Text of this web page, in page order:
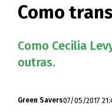
Como
Como Cecilia
outras.
Green Savers07/05/2017